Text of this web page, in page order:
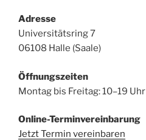
Adresse
Universitätsring 7
06108 Halle (Saale)
Öffnungszeiten
Montag bis Freitag: 10–19 Uhr
Online-Terminvereinbarung
Jetzt Termin vereinbaren